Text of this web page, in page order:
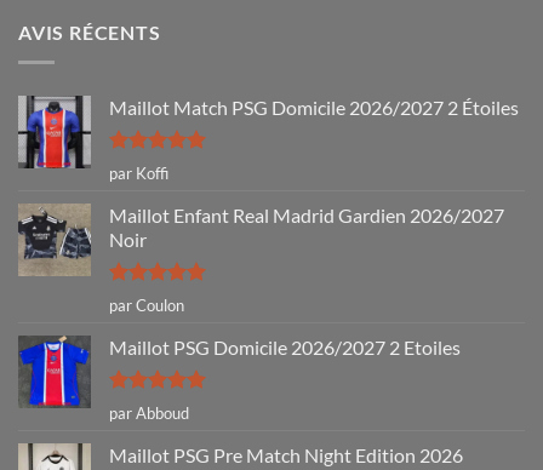
AVIS RÉCENTS
Maillot Match PSG Domicile 2026/2027 2 Étoiles
Note5sur
5
par Koffi
Maillot Enfant Real Madrid Gardien 2026/2027
Noir
Note5sur
5
par Coulon
Maillot PSG Domicile 2026/2027 2 Etoiles
Note5sur
5
par Abboud
Maillot PSG Pre Match Night Edition 2026